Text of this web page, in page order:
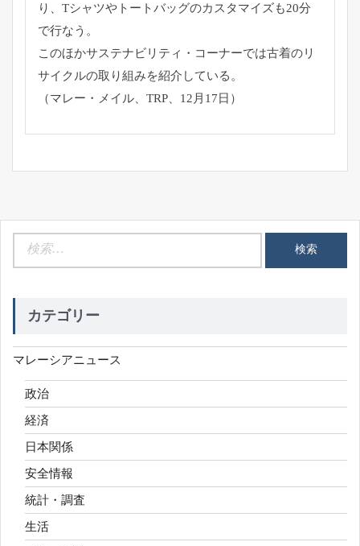
り、 Tシャツやトートバッグのカスタマイズも20分
で行なう。
このほかサステナビリティ・ コーナーでは古着のリ
サイクルの取り組みを紹介している。
（マレー・メイル、TRP、12月17日）
カテゴリー
マレーシアニュース
政治
経済
日本関係
安全情報
統計・調査
生活